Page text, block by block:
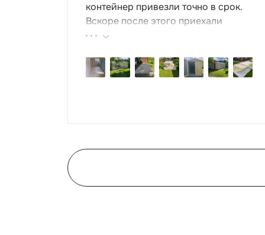
контейнер привезли точно в срок.
Вскоре после этого приехали
ребята-сборщики, быстро, за пару
очень понравился, поэтому всем
советуем эту фирму.